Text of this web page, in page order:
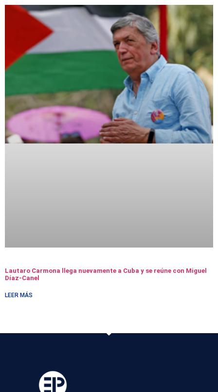
Lautaro Carmona llega nuevamente a Cuba y se reúne con Miguel
Díaz-Canel
LEER MÁS